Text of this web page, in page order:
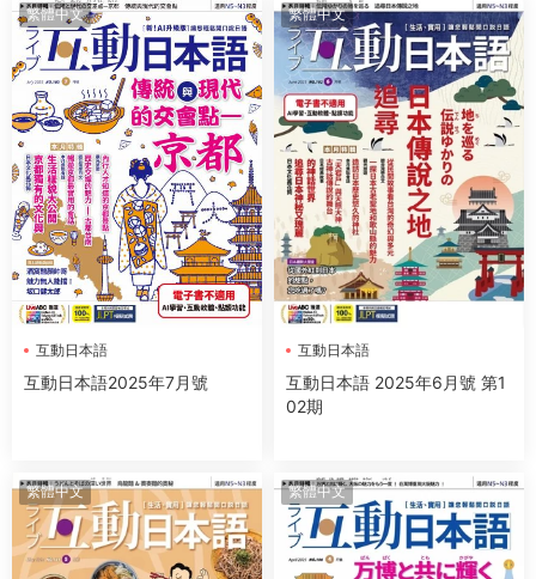
繁體中文
互動日本語
互動日本語2025年7月號
繁體中文
互動日本語
互動日本語 2025年6月號 第1
02期
繁體中文 繁體中文